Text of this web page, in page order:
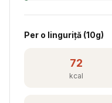
Per o linguriță (10g)
72
kcal